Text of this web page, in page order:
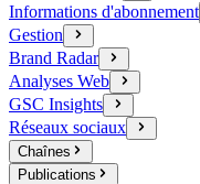
Informations d'abonnement
Gestion
Brand Radar
Analyses Web
GSC Insights
Réseaux sociaux
Chaînes
Publications